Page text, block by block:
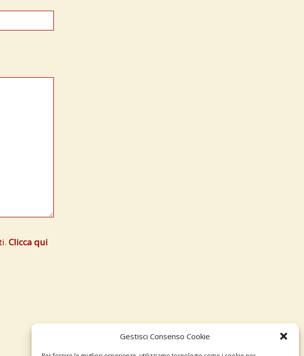
Gestisci Consenso Cookie
Clicca qui